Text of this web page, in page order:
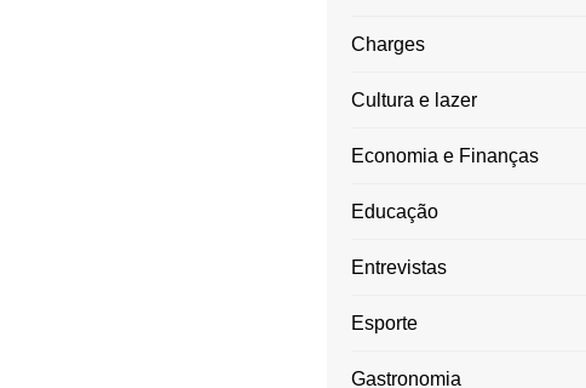
Charges
Cultura e lazer
Economia e Finanças
Educação
Entrevistas
Esporte
Gastronomia